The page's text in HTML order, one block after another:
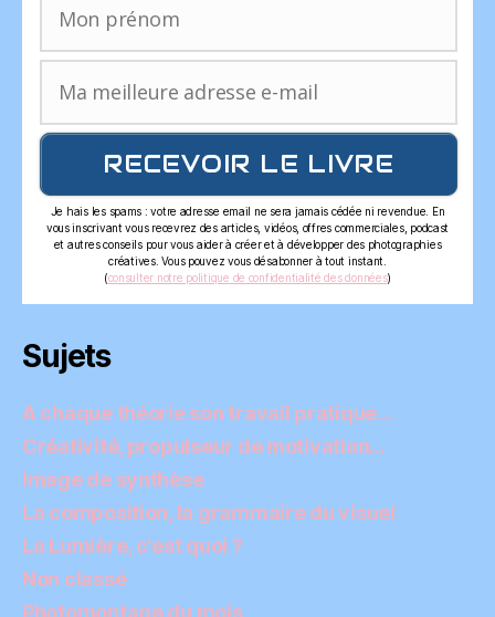
RECEVOIR LE LIVRE
Je hais les spams : votre adresse email ne sera jamais cédée ni revendue. En
vous inscrivant vous recevrez des articles, vidéos, offres commerciales, podcast
et autres conseils pour vous aider à créer et à développer des photographies
créatives. Vous pouvez vous désabonner à tout instant.
(consulter notre politique de confidentialité des données)
Sujets
A chaque théorie son travail pratique…
Créativité, propulseur de motivation…
Image de synthèse
La composition, la grammaire du visuel
La Lumière, c'est quoi ?
Non classé
Photomontage du mois